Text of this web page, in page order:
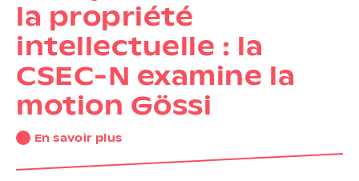
la propriété
intellectuelle : la
CSEC-N examine la
motion Gössi
En savoir plus